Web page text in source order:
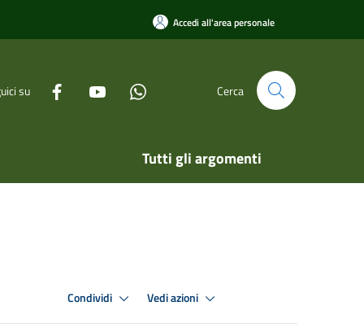
Accedi all'area personale
su Cerca
Tutti gli argomenti
Condividi Vedi azioni